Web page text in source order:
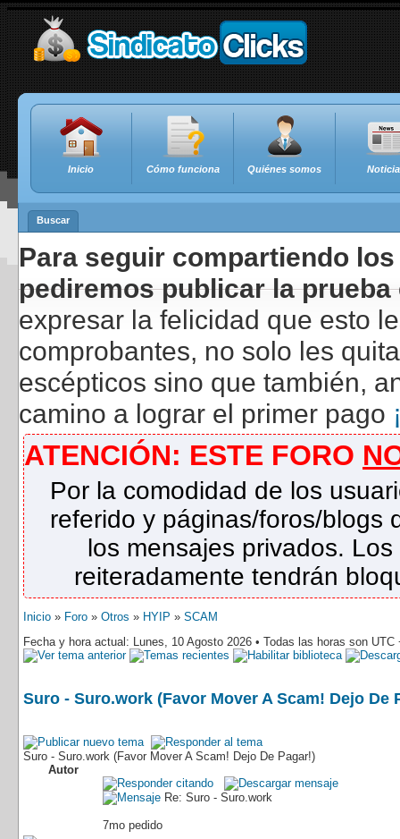
Inicio Cómo funciona Quiénes somos
Buscar
Para seguir compartiendo
pediremos publicar la
expresar la felicidad que esto
comprobantes, no solo les
escépticos sino que también,
camino a lograr el primer pago
ATENCIÓN: ESTE FORO
Por la comodidad de los
referido y páginas/foros/blogs
los mensajes privados.
reiteradamente tendrán
Inicio » Foro » Otros » HYIP » SCAM
Fecha y hora actual: Lunes, 10 Agosto 2026 • Todas las horas son UTC
Suro - Suro.work (Favor Mover A Scam! Dejo De
Suro - Suro.work (Favor Mover A Scam! Dejo De Pagar!)
Autor
Re: Suro - Suro.work
7mo pedido